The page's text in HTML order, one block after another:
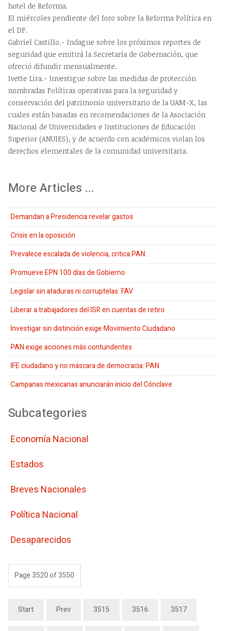
hotel de Reforma.
El miércoles pendiente del foro sobre la Reforma Política en
el DF.
Gabriel Castillo.- Indague sobre los próximos reportes de
seguridad que emitirá la Secretaría de Gobernación, que
ofreció difundir mensualmente.
Ivette Lira.- Investigue sobre las medidas de protección
nombradas Políticas operativas para la seguridad y
conservación del patrimonio universitario de la UAM-X, las
cuales están basadas en recomendaciones de la Asociación
Nacional de Universidades e Instituciones de Educación
Superior (ANUIES), y de acuerdo con académicos violan los
derechos elementales de la comunidad universitaria.
More Articles ...
Demandan a Presidencia revelar gastos
Crisis en la oposición
Prevalece escalada de violencia, critica PAN
Promueve EPN 100 días de Gobierno
Legislar sin ataduras ni corruptelas: FAV
Liberar a trabajadores del ISR en cuentas de retiro
Investigar sin distinción exige Movimiento Ciudadano
PAN exige acciones más contundentes
IFE ciudadano y no máscara de democracia: PAN
Campanas mexicanas anunciarán inicio del Cónclave
Subcategories
Economí­a Nacional
Estados
Breves Nacionales
Polí­tica Nacional
Desaparecidos
Page 3520 of 3550
Start Prev 3515 3516 3517